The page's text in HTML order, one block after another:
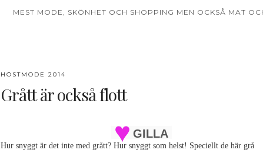
MEST MODE, SKÖNHET OCH SHOPPING MEN OCKSÅ MAT
HÖSTMODE 2014
Grått är också flott
GILLA
Hur snyggt är det inte med grått? Hur snyggt som helst! Speciellt de här grå